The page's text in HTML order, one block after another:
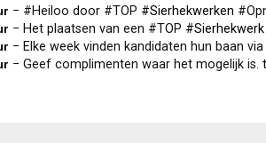
− #Heiloo door #TOP #Sierhekwerken
− Het plaatsen van een #TOP #Sierhekwerk
− Elke week vinden kandidaten hun baan
− Geef complimenten waar het mogelijk is.